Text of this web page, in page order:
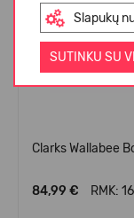
Slapukų
SUTINKU SU
Clarks Wallabee
84,99 € RMK: